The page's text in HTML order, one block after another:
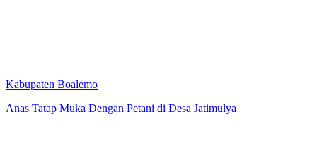
Kabupaten Boalemo
Anas Tatap Muka Dengan Petani di Desa Jatimulya